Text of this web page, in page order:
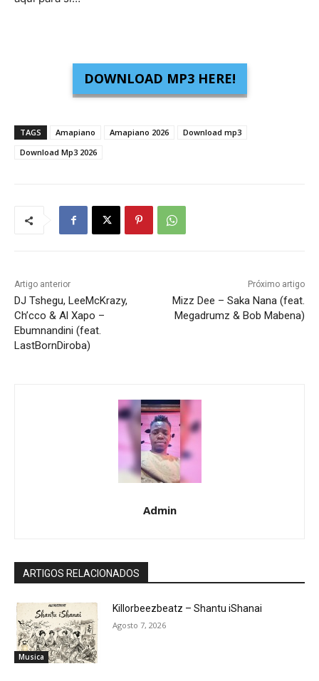
DOWNLOAD MP3 HERE!
TAGS Amapiano Amapiano 2026
Download mp3
Download Mp3 2026
Artigo anterior
DJ Tshegu, LeeMcKrazy,
Ch’cco & Al Xapo –
Ebumnandini (feat.
LastBornDiroba)
Próximo artigo
Mizz Dee – Saka Nana (feat.
Megadrumz & Bob Mabena)
Admin
ARTIGOS RELACIONADOS
Musica
Killorbeezbeatz – Shantu iShanai
Agosto 7, 2026